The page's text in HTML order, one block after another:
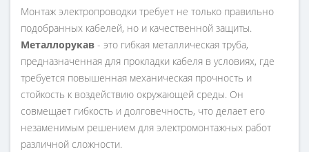
Монтаж электропроводки требует не только правильно
подобранных кабелей, но и качественной защиты.
Металлорукав - это гибкая металлическая труба,
предназначенная для прокладки кабеля в условиях, где
требуется повышенная механическая прочность и
стойкость к воздействию окружающей среды. Он
совмещает гибкость и долговечность, что делает его
незаменимым решением для электромонтажных работ
различной сложности.